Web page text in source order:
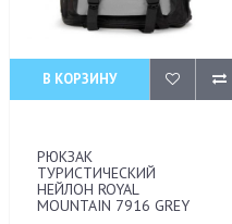
В КОРЗИНУ
РЮКЗАК
ТУРИСТИЧЕСКИЙ
НЕЙЛОН ROYAL
MOUNTAIN 7916 GREY